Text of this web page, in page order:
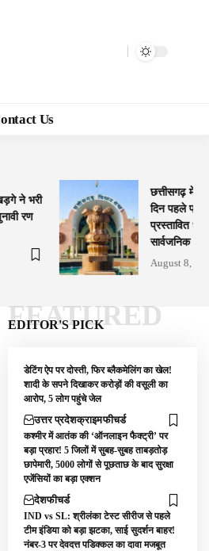
Us
ने भरी
रण
छत्तीसगढ़ में
दिन पहले
प्रस्तावित धर्म
सार्वजनिक
August 8,
EDITOR'S PICK
FEATURED
डेटिंग ऐप पर दोस्ती, फिर ब्लैकमेलिंग का खेल!
शादी के सपने दिखाकर करोड़ों की वसूली का
आरोप, 5 लोग पहुंचे जेल
उत्तर प्रदेशक्राइमफीचर्ड
कश्मीर में आतंक की ‘ऑनलाइन फैक्ट्री’ पर
बड़ा प्रहार! 5 जिलों में सुबह-सुबह ताबड़तोड़
छापेमारी, 5000 लोगों से पूछताछ के बाद सुरक्षा
एजेंसियों का बड़ा एक्शन
देशफीचर्ड
IND vs SL: श्रीलंका टेस्ट सीरीज से पहले
टीम इंडिया को बड़ा झटका, साई सुदर्शन बाहर!
नंबर-3 पर देवदत्त पडिक्कल का दावा मजबूत